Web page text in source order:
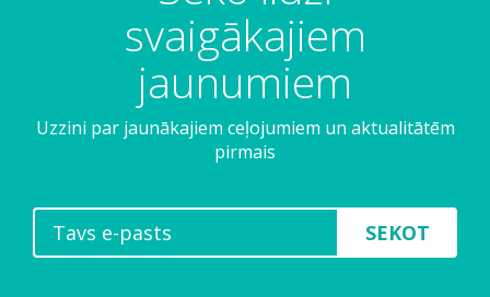
svaigākajiem
jaunumiem
Uzzini par jaunākajiem ceļojumiem un aktualitātēm
pirmais
SEKOT